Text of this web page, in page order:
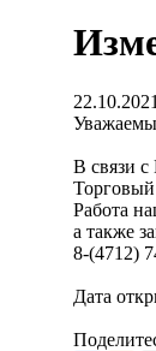
22.10.2021
В связи с
Торговый
Работа
а также
8-(4712)
Дата